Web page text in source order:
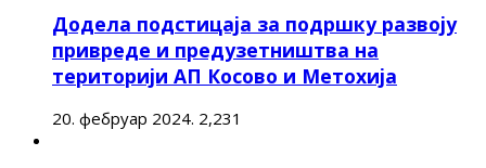
Додела подстицаја за подршку развоју
привреде и предузетништва на
територији АП Косово и Метохија
20. фебруар 2024. 2,231